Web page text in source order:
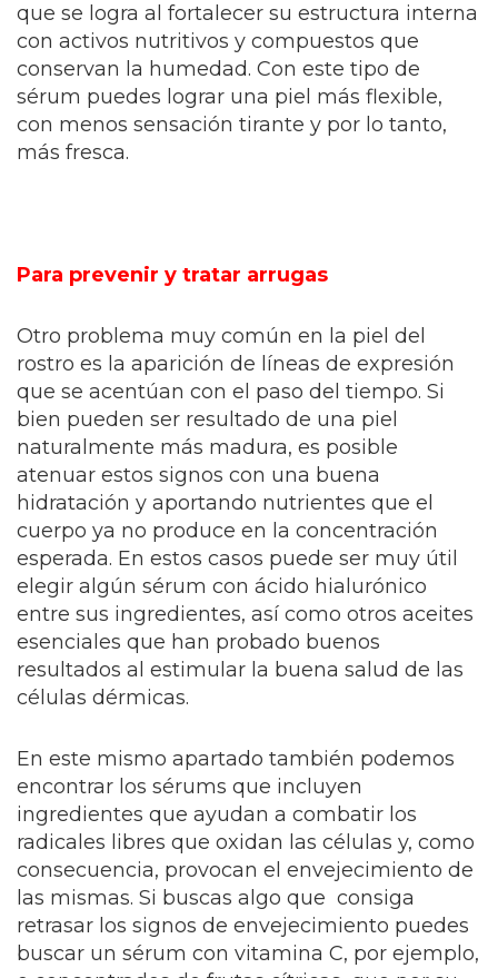
que se logra al fortalecer su estructura interna
con activos nutritivos y compuestos que
conservan la humedad. Con este tipo de
sérum puedes lograr una piel más flexible,
con menos sensación tirante y por lo tanto,
más fresca.
Para prevenir y tratar arrugas
Otro problema muy común en la piel del
rostro es la aparición de líneas de expresión
que se acentúan con el paso del tiempo. Si
bien pueden ser resultado de una piel
naturalmente más madura, es posible
atenuar estos signos con una buena
hidratación y aportando nutrientes que el
cuerpo ya no produce en la concentración
esperada. En estos casos puede ser muy útil
elegir algún sérum con ácido hialurónico
entre sus ingredientes, así como otros aceites
esenciales que han probado buenos
resultados al estimular la buena salud de las
células dérmicas.
En este mismo apartado también podemos
encontrar los sérums que incluyen
ingredientes que ayudan a combatir los
radicales libres que oxidan las células y, como
consecuencia, provocan el envejecimiento de
las mismas. Si buscas algo que consiga
retrasar los signos de envejecimiento puedes
buscar un sérum con vitamina C, por ejemplo,